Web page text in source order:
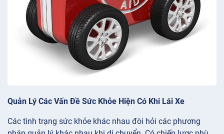
Quản Lý Các Vấn Đề Sức Khỏe Hiện Có Khi Lái Xe
Các tình trạng sức khỏe khác nhau đòi hỏi các phương